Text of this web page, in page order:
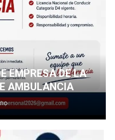
EMPRESA DE LA
AMBULANCIA